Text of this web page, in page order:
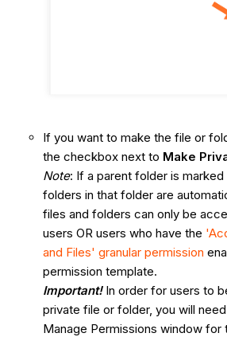
If you want to make the file or
the checkbox next to Make
Note: If a parent folder is
folders in that folder are
files and folders can only be
users OR users who have the
and Files' granular permission
permission template.
Important! In order for users to
private file or folder, you will
Manage Permissions window